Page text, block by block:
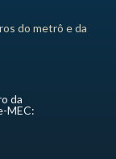
do metrô e da
da
MEC: